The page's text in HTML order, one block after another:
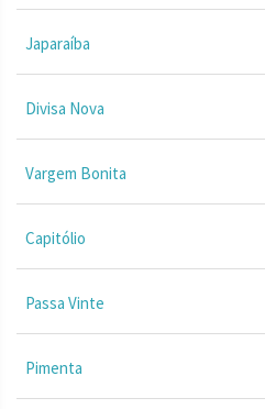
Japaraíba
Divisa Nova
Vargem Bonita
Capitólio
Passa Vinte
Pimenta